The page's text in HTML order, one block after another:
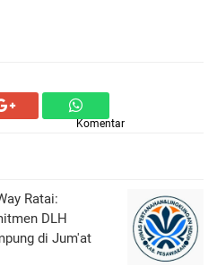
Komentar
Ratai:
DLH
di Jum'at